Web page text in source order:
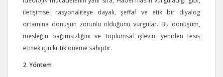
iletişimsel rasyonaliteye dayalı, şeffaf ve etik bir diyalog
ortamına dönüşün zorunlu olduğunu vurgular. Bu dönüşüm,
mesleğin bağımsızlığını ve toplumsal işlevini yeniden tesis
etmek için kritik öneme sahiptir.
2. Yöntem